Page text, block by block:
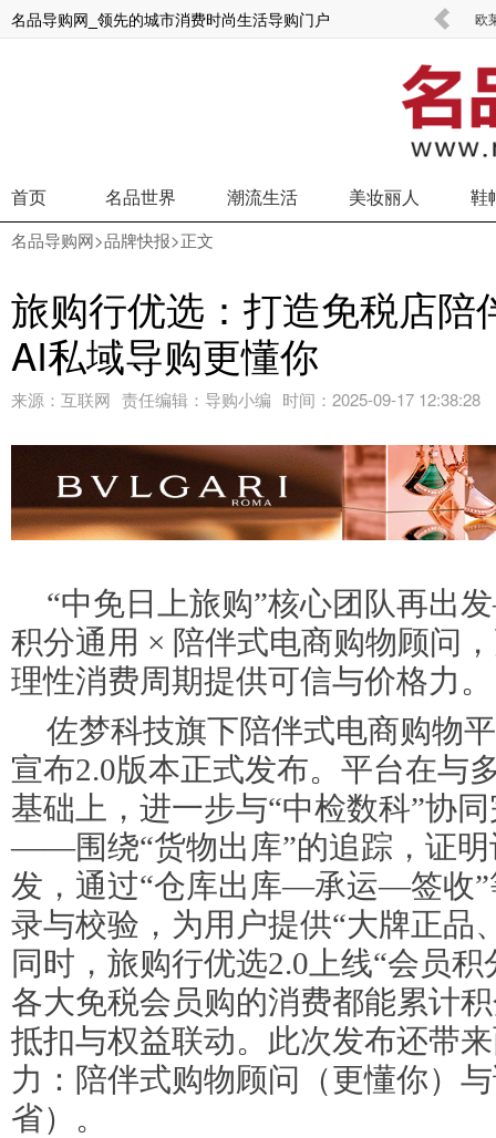
名品导购网_领先的城市消费时尚生活导购门户
荣获2025天猫金妆奖，薇诺娜稳居中国敏感肌 欧
首页 名品世界 潮流生活 美妆丽人 鞋
名品导购网>品牌快报>正文
旅购行优选：打造免税店陪
AI私域导购更懂你
来源： 互联网 责任编辑： 导购小编 时间： 2025-09-17 12:38:28
“中免日上旅购”核心团队再出
积分通用 × 陪伴式电商购物顾问
理性消费周期提供可信与价格力。
佐梦科技旗下陪伴式电商购物
宣布2.0版本正式发布。平台在与
基础上，进一步与“中检数科”协
——围绕“货物出库”的追踪，证明
发，通过“仓库出库—承运—签收”
录与校验，为用户提供“大牌正品
同时，旅购行优选2.0上线“会员
各大免税会员购的消费都能累计
抵扣与权益联动。此次发布还带
力：陪伴式购物顾问（更懂你）
省）。